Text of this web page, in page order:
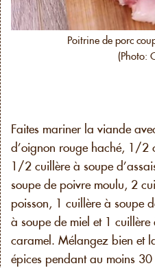
Poitrine de porc
(Photo:
Faites mariner la viande
d’oignon rouge haché, 1/2
1/2 cuillère à soupe
soupe de poivre moulu, 2
poisson, 1 cuillère à soupe
à soupe de miel et 1
caramel. Mélangez bien et
épices pendant au moins 30